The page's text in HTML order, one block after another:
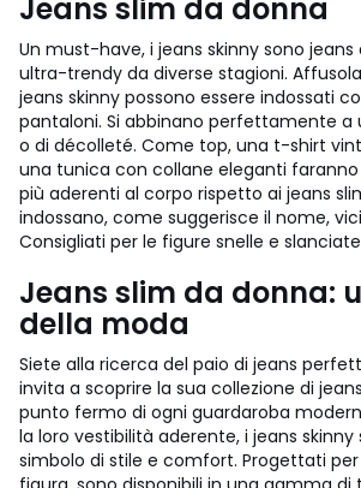
Jeans slim da donna
Un must-have, i jeans skinny sono jeans
ultra-trendy da diverse stagioni.
jeans skinny possono essere indossati
pantaloni. Si abbinano perfettamente a
o di décolleté. Come top, una t-shirt
una tunica con collane eleganti
più aderenti al corpo rispetto ai jeans
indossano, come suggerisce il nome,
Consigliati per le figure snelle e
Jeans slim da donna:
della moda
Siete alla ricerca del paio di jeans
invita a scoprire la sua collezione di
punto fermo di ogni guardaroba
la loro vestibilità aderente, i jeans
simbolo di stile e comfort. Progettati per